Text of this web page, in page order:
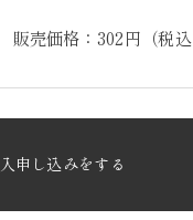
販売価格：302円（税込
申し込みをする